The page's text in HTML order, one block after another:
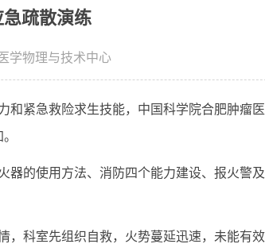
疏散演练
学物理与技术中心
紧急救险求生技能， 中国科学院合肥肿瘤
器的使用方法、消防四个能力建设、报火警
，科室先组织自救，火势蔓延迅速，未能有